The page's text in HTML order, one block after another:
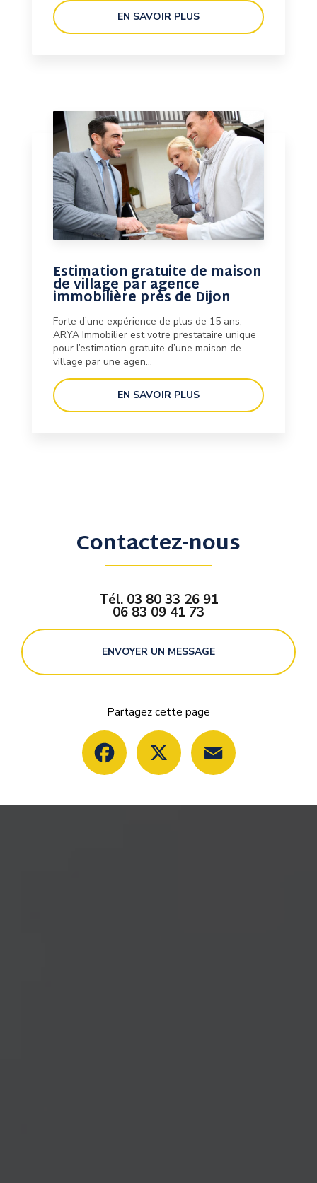
EN SAVOIR PLUS
Estimation gratuite de maison
de village par agence
immobilière près de Dijon
Forte d’une expérience de plus de 15 ans,
ARYA Immobilier est votre prestataire unique
pour l’estimation gratuite d’une maison de
village par une agen...
EN SAVOIR PLUS
Contactez-nous
Tél. 03 80 33 26 91
06 83 09 41 73
ENVOYER UN MESSAGE
Partagez cette page
Facebook